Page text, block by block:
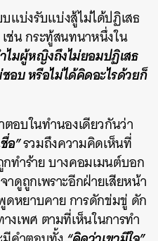
แบ่งรับแบ่งสู้ไม่ได้ปฏิเสธ
ช่น กระทู้สนทนาหนึ่งใน
ไมผู้หญิงถึงไม่ยอมปฏิเสธ
อบ หรือไม่ได้คิดอะไรด้วยก็
อบในทำนองเดียวกันว่า
อ”รวมถึงความคิดเห็นที่
ทำร้าย บางคอมเมนต์บอก
ดูถูกเพราะอีกฝ่ายเสียหน้า
ดหยาบคาย การดักข่มขู่ ดัก
งเพศ ตามที่เห็นในการทำ